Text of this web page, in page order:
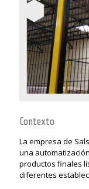
Contexto
La empresa de
una
productos finales
diferentes